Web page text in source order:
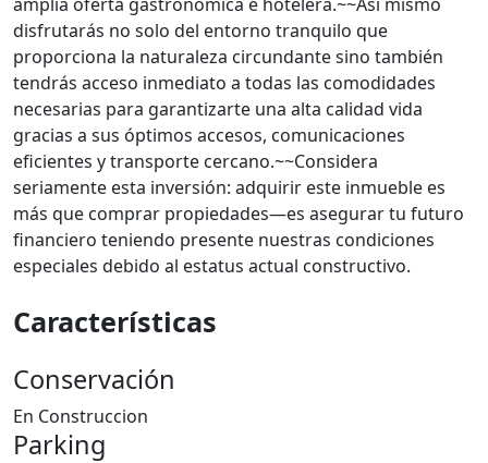
disfrutarás no solo del entorno tranquilo que
proporciona la naturaleza circundante sino también
tendrás acceso inmediato a todas las comodidades
necesarias para garantizarte una alta calidad vida
gracias a sus óptimos accesos, comunicaciones
eficientes y transporte cercano.~~Considera
seriamente esta inversión: adquirir este inmueble es
más que comprar propiedades—es asegurar tu futuro
financiero teniendo presente nuestras condiciones
especiales debido al estatus actual constructivo.
Características
Conservación
En Construccion
Parking